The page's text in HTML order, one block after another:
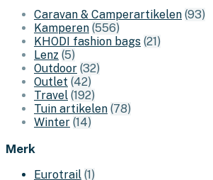
Caravan & Camperartikelen (93)
Kamperen (556)
KHODI fashion bags (21)
Lenz (5)
Outdoor (32)
Outlet (42)
Travel (192)
Tuin artikelen (78)
Winter (14)
Merk
Eurotrail (1)